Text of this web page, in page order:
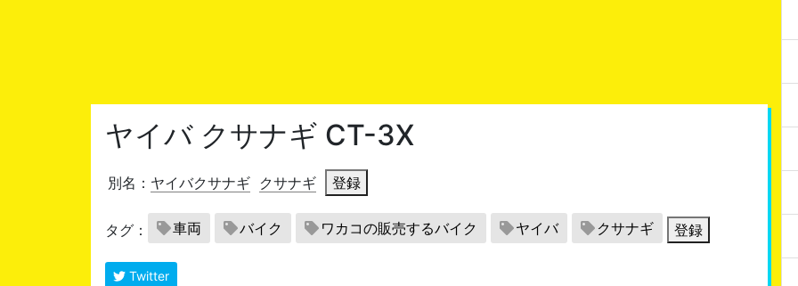
ヤイバ クサナギ CT-3X
別名： ヤイバクサナギ クサナギ 登録
タグ： 車両 バイク ワカコの販売するバイク ヤイバ クサナギ 登録
Twitter